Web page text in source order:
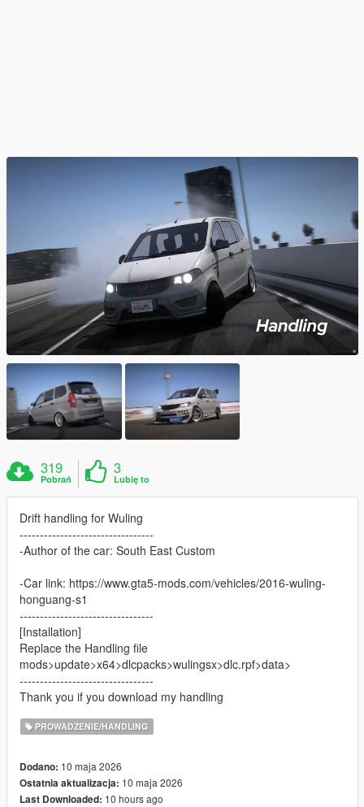
319
Pobrań
3
Lubię to
Drift handling for Wuling
---------------------------------
-Author of the car: South East Custom
-Car link: https://www.gta5-mods.com/vehicles/2016-wuling-
honguang-s1
---------------------------------
[Installation]
Replace the Handling file
mods>update>x64>dlcpacks>wulingsx>dlc.rpf>data>
---------------------------------
Thank you if you download my handling
PROWADZENIE/HANDLING
Dodano: 10 maja 2026
Ostatnia aktualizacja: 10 maja 2026
Last Downloaded: 10 hours ago